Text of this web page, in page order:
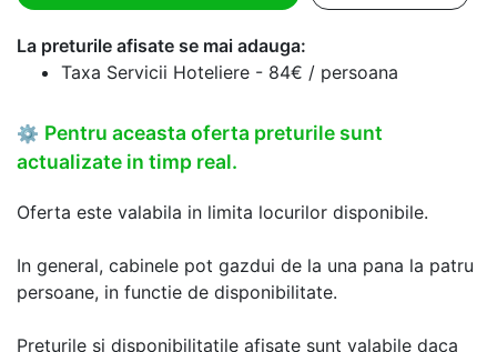
La preturile afisate se mai adauga:
Taxa Servicii Hoteliere - 84€ / persoana
⚙ Pentru aceasta oferta preturile sunt
actualizate in timp real.
Oferta este valabila in limita locurilor disponibile.
In general, cabinele pot gazdui de la una pana la patru
persoane, in functie de disponibilitate.
Preturile si disponibilitatile afisate sunt valabile daca